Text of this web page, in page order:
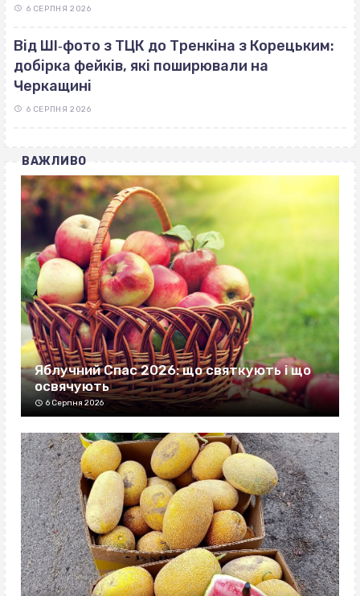
6 СЕРПНЯ 2026
Від ШІ‐фото з ТЦК до Тренкіна з Корецьким:
добірка фейків, які поширювали на
Черкащині
6 СЕРПНЯ 2026
ВАЖЛИВО
Яблучний Спас 2026: що святкують і що
освячують
6 Серпня 2026